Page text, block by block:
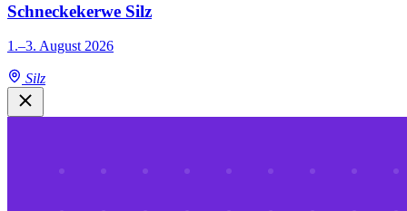
Schneckekerwe Silz
1.–3. August 2026
Silz